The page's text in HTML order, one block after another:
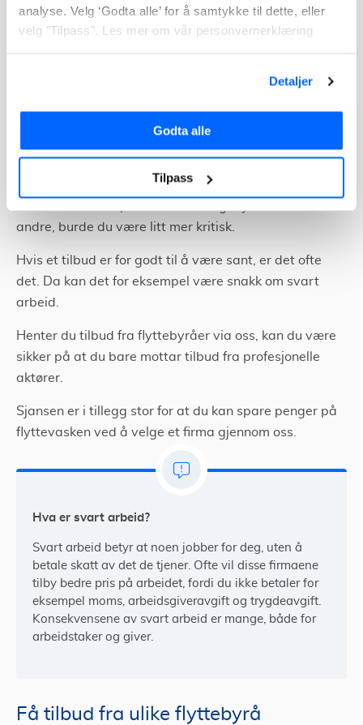
analyse. Velg ‘Godta alle’ for å samtykke til dette, eller
velg "Tilpass". Les mer om vår personvernerklæring
Detaljer
Godta alle
Tilpass
Markedet er derfor stort og konkurrerende. Dette har
Pass opp for svart arbeid
Det er store forskjeller på pris mellom de ulike
flyttebyråene, og ut ifra hvor i landet du holder til.
andre, burde du være litt mer kritisk.
Hvis et tilbud er for godt til å være sant, er det ofte
det. Da kan det for eksempel være snakk om svart
arbeid.
Henter du tilbud fra flyttebyråer via oss, kan du være
sikker på at du bare mottar tilbud fra profesjonelle
aktører.
Sjansen er i tillegg stor for at du kan spare penger på
flyttevasken ved å velge et firma gjennom oss.
Hva er svart arbeid?
Svart arbeid betyr at noen jobber for deg, uten å
betale skatt av det de tjener. Ofte vil disse firmaene
tilby bedre pris på arbeidet, fordi du ikke betaler for
eksempel moms, arbeidsgiveravgift og trygdeavgift.
Konsekvensene av svart arbeid er mange, både for
arbeidstaker og giver.
Få tilbud fra ulike flyttebyrå